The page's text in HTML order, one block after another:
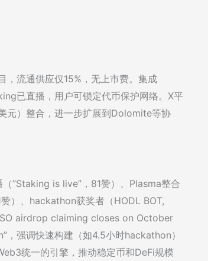
，流通供应仅15%，无上市费。集成
已直播，用户可锁定代币保护网络。X平
元）整合，进一步扩展到Dolomite等协
”Staking is live”，81赞）、Plasma整合
）、hackathon获奖者（HODL BOT,
airdrop claiming closes on October
强调快速构建（如4.5小时hackathon）
统一的引擎，推动稳定币和DeFi规模